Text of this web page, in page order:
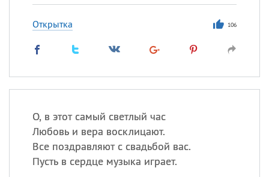
Открытка 106
О, в этот самый светлый час
Любовь и вера восклицают.
Все поздравляют с свадьбой вас.
Пусть в сердце музыка играет.